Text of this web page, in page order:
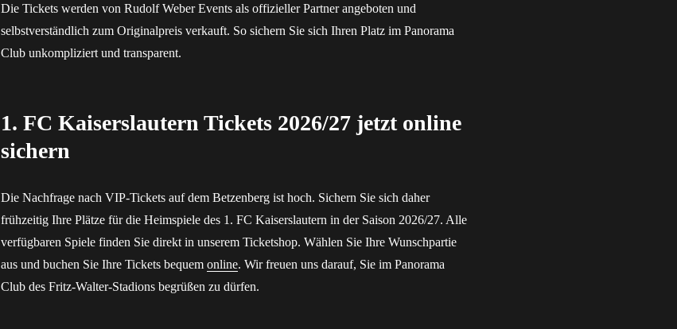
Die Tickets werden von Rudolf Weber Events als offizieller Partner angeboten und
selbstverständlich zum Originalpreis verkauft. So sichern Sie sich Ihren Platz im Panorama
Club unkompliziert und transparent.
1. FC Kaiserslautern Tickets 2026/27 jetzt online
sichern
Die Nachfrage nach VIP-Tickets auf dem Betzenberg ist hoch. Sichern Sie sich daher
frühzeitig Ihre Plätze für die Heimspiele des 1. FC Kaiserslautern in der Saison 2026/27. Alle
verfügbaren Spiele finden Sie direkt in unserem Ticketshop. Wählen Sie Ihre Wunschpartie
aus und buchen Sie Ihre Tickets bequemonline. Wir freuen uns darauf, Sie im Panorama
Club des Fritz-Walter-Stadions begrüßen zu dürfen.